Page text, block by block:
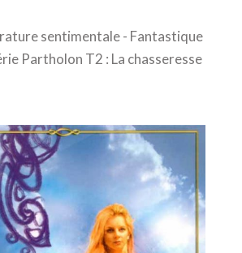
sentimentale- Fantastique
Partholon T2 : La chasseresse